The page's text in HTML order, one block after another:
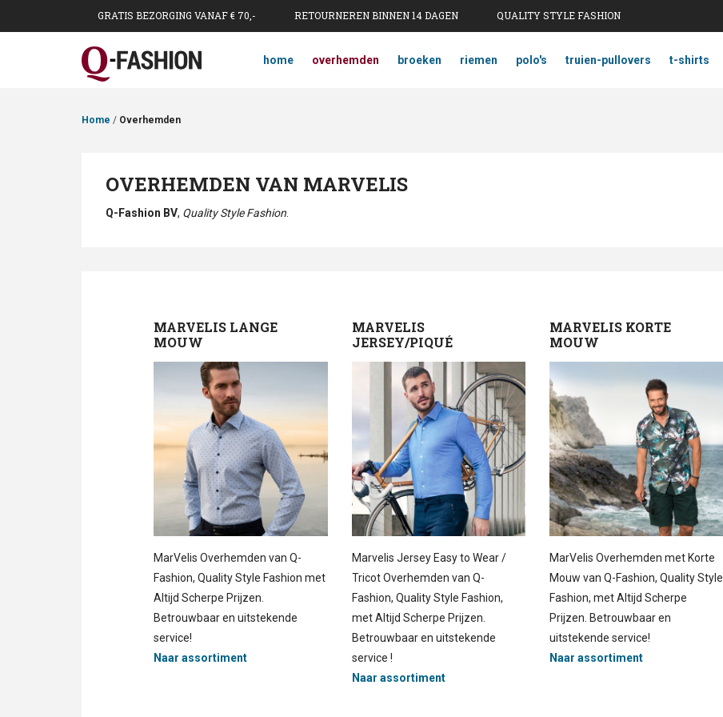
GRATIS BEZORGING VANAF € 70,- RETOURNEREN BINNEN 14 DAGEN QUALITY STYLE FASHION
home overhemden broeken riemen polo's truien-pullovers t-shirts
Home / Overhemden
OVERHEMDEN VAN MARVELIS
Q-Fashion BV, Quality Style Fashion.
MARVELIS LANGE
MOUW
MarVelis Overhemden van Q-
Fashion, Quality Style Fashion met
Altijd Scherpe Prijzen.
Betrouwbaar en uitstekende
service!
Naar assortiment
MARVELIS
JERSEY/PIQUÉ
Marvelis Jersey Easy to Wear /
Tricot Overhemden van Q-
Fashion, Quality Style Fashion,
met Altijd Scherpe Prijzen.
Betrouwbaar en uitstekende
service !
Naar assortiment
MARVELIS KORTE
MOUW
MarVelis Overhemden met Korte
Mouw van Q-Fashion, Quality Style
Fashion, met Altijd Scherpe
Prijzen. Betrouwbaar en
uitstekende service!
Naar assortiment